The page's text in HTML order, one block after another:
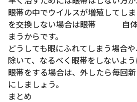
眼帯の中でウイルスが増殖してし
を交換しない場合は眼帯 自体
まうからです。
どうしても眼にふれてしまう場合
除いて、なるべく眼帯をしないよう
眼帯をする場合は、外したら毎回
にしましょう。
まとめ